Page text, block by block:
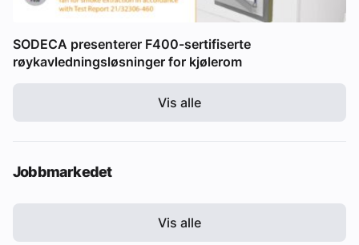
SODECA presenterer F400-sertifiserte
røykavledningsløsninger for kjølerom
Vis alle
Jobbmarkedet
Vis alle